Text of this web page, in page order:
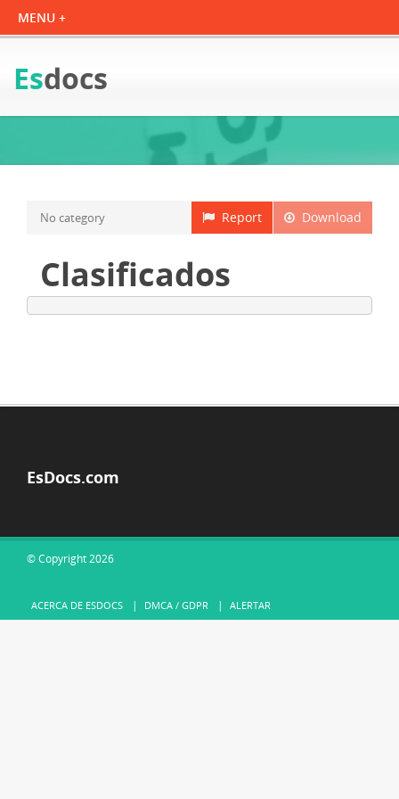
Esdocs
Download
Report
No category
Clasificados
EsDocs.com
© Copyright 2026
ACERCA DE ESDOCS DMCA / GDPR ALERTAR